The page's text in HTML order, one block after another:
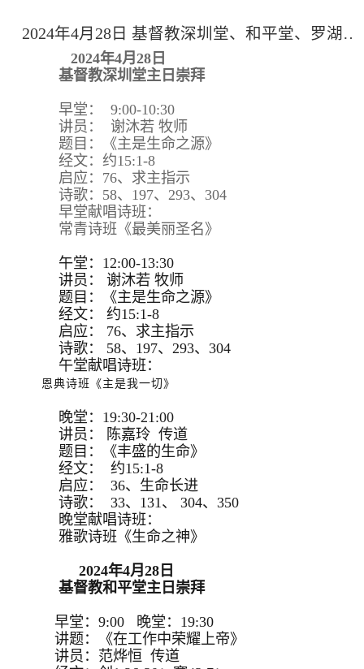
2024年4月28日 基督教深圳堂、和平堂、罗湖堂主日崇拜
2024年4月28日
基督教深圳堂主日崇拜
早堂： 9:00-10:30
讲员： 谢沐若 牧师
题目：《主是生命之源》
经文：约15:1-8
启应：76、求主指示
诗歌：58、197、293、304
早堂献唱诗班：
常青诗班《最美丽圣名》
午堂：12:00-13:30
讲员：
谢沐若 牧师
题目：
《主是生命之源》
经文：
约15:1-8
启应：
76、求主指示
诗歌：
58、197、293、 304
午堂献唱诗班：
恩典诗班《主是我一切》
晚堂：19:30-21:00
讲员： 陈嘉玲 传道
题目：《丰盛的生命》
经文： 约15:1-8
启应： 36、生命长进
诗歌： 33、131、 304、350
晚堂献唱诗班：
雅歌诗班《生命之神》
2024年4月28日
基督教和平堂主日崇拜
早堂：9:00 晚堂：19:30
讲题：《在工作中荣耀上帝》
讲员：范烨恒 传道